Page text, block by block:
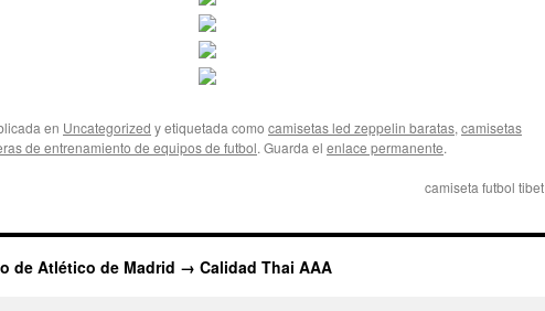
en Uncategorized y etiquetada como camisetas led zeppelin baratas, camisetas
de entrenamiento de equipos de futbol. Guarda el enlace permanente.
camiseta futbol tibet
de Atlético de Madrid → Calidad Thai AAA